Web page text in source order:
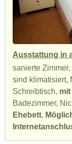
Ausstattung in
sanierte
sind klimatisiert,
Schreibtisch,
Badezimmer,
Ehebett,